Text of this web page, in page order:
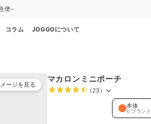
便−
コラム JOGGOについて
ージを見る
本体
ビブラン
マカロンミニポーチ
（23）